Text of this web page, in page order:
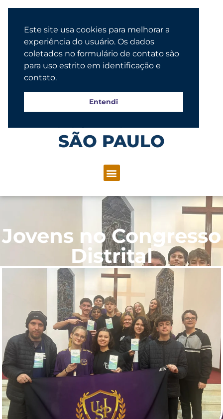
SÃO PAULO
Jovens no Congresso
Distrital
Este site usa cookies para melhorar a
experiência do usuário. Os dados
coletados no formulário de contato são
para uso estrito em identificação e
contato.
Entendi